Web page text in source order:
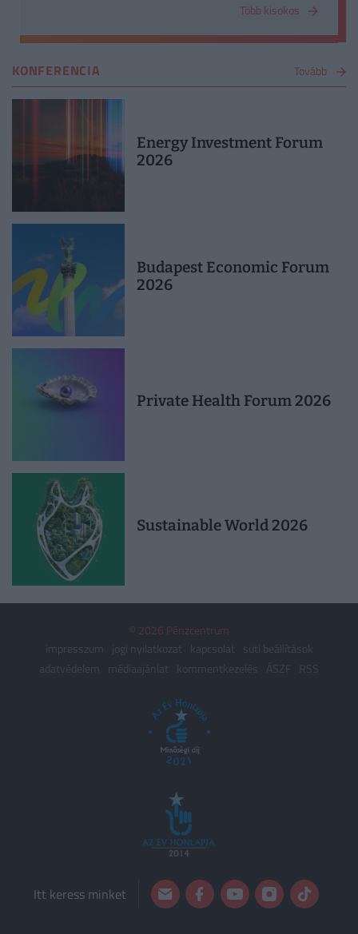
esetleg végelszámoláskor (felszámoláskor)
pénzhez jutni.
Több kisokos
KONFERENCIA Tovább
Energy Investment Forum
2026
Budapest Economic Forum
2026
Private Health Forum 2026
Sustainable World 2026
© 2026 Pénzcentrum
impresszum
jogi nyilatkozat kapcsolat
süti beállítások
adatvédelem
médiaajánlat kommentkezelés ÁSZF RSS
Itt keress minket